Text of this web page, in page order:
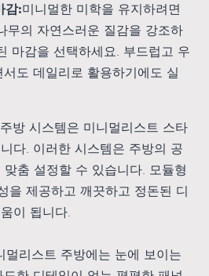
감:미니멀한 미학을 유지하려면
무의 자연스러운 질감을 강조하
마감을 선택하세요. 부드럽고 우
도 데일리로 활용하기에도 실
방 시스템은 미니멀리스트 스타
다. 이러한 시스템은 주방의 공
춤 설정할 수 있습니다. 모듈형
을 제공하고 깨끗하고 정돈된 디
이 됩니다.
멀리스트 주방에는 눈에 보이는